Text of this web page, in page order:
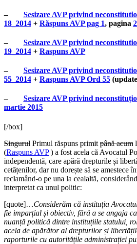
– Sesizare AVP privind
18_2014 + Răspuns AVP pag 1, pagina 2
– Sesizare AVP privind
19_2014 + Raspuns AVP
– Sesizare AVP privind
55_2014 + Raspuns AVP Ord 55
–
Sesizare AVP privind
martie 2015
[/box]
Singurul Primul răspuns primit până acum
(Raspuns AVP) a fost acela că Avocatul
independentă, care apără drepturile și
cetățenilor, dar nu dorește să se amestece
reclamând-o pe una la cealaltă,
interpretat ca unul politic:
[quote]…Considerăm că instituția
fie imparțial și obiectiv, fără a se angaja
nuanță politică dintre instituțiile statului,
acela de apărător al drepturilor și
raporturile cu autoritățile administrației